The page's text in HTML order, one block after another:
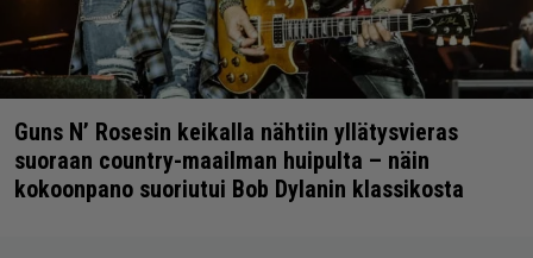
Guns N’ Rosesin keikalla nähtiin yllätysvieras
suoraan country-maailman huipulta – näin
kokoonpano suoriutui Bob Dylanin klassikosta